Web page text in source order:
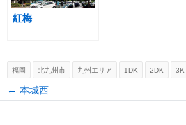
紅梅
福岡 北九州市 九州エリア 1DK 2DK 3K
Post navigation
← 本城西